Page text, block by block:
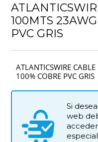
100MTS
PVC GRIS
ATLANTICSWIRE
100% COBRE PVC GRIS
Si
web